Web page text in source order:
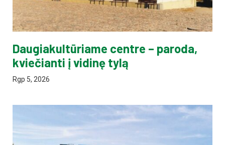
Daugiakultūriame centre – paroda,
kviečianti į vidinę tylą
Rgp 5, 2026